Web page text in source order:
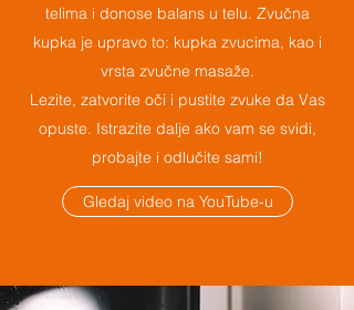
telima i donose balans u telu. Zvučna
kupka je upravo to: kupka zvucima, kao i
vrsta zvučne masaže.
Lezite, zatvorite oči i pustite zvuke da Vas
opuste. Istrazite dalje ako vam se svidi,
probajte i odlučite sami!
Gledaj video na YouTube-u